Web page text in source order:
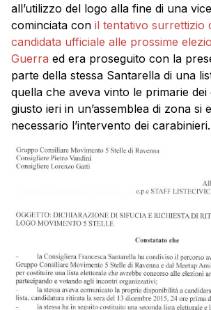
all’utilizzo del logo alla fine di una
cominciata con il tentativo surrettizio
candidata ufficiale alle prossime
Guerra ed era proseguito con la
parte della stessa Santarella di una
quella che aveva vinto le primarie
giusto ieri in un’assemblea di zona si
necessario l’intervento dei carabinieri.